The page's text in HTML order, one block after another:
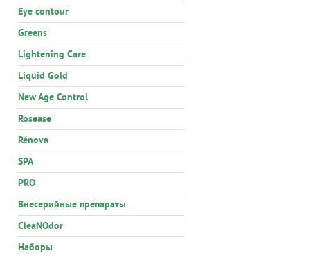
Eye contour
Greens
Lightening Care
Liquid Gold
New Age Control
Rosease
Rénova
SPA
PRO
Внесерийные препараты
CleaNOdor
Наборы